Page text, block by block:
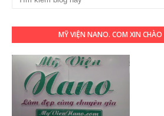
MỸ VIỆN NANO. COM XIN CHÀO